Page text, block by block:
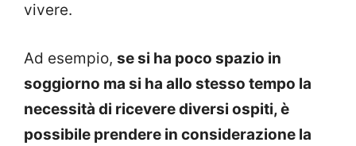
vivere.
Ad esempio, se si ha poco spazio in
soggiorno ma si ha allo stesso tempo la
necessità di ricevere diversi ospiti, è
possibile prendere in considerazione la